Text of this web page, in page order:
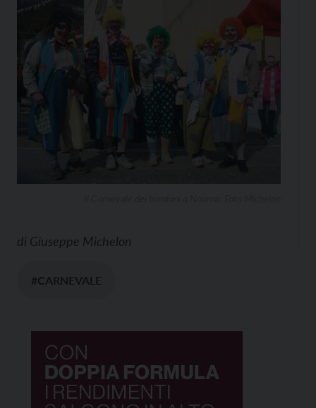
di Giuseppe Michelon
#CARNEVALE